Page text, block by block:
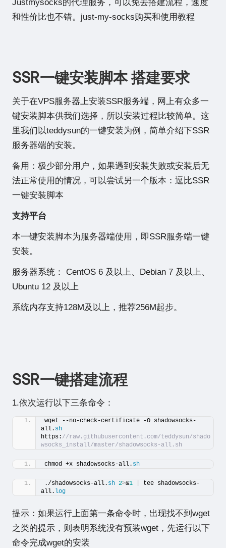
Justmysocks的代理服务，可以免去搭建流程，速度
和性价比也不错。 just-my-socks购买和使用教程
SSR一键安装脚本 搭建要求
关于在VPS服务器上安装SSR服务端，网上有众多一
键安装脚本供我们选择，所以安装过程比较简单。这
里我们以teddysun的一键安装为例，简单介绍下SSR
服务器端的安装。
备用：极少部分用户，如果遇到安装失败或安装后无
法正常使用的情况，可以尝试另一个版本： 逗比SSR
一键安装脚本
支持平台
本一键安装脚本为服务器端使用，即SSR服务端一键
安装。
服务器系统： CentOS 6 及以上、Debian 7 及以上、
Ubuntu 12 及以上
系统内存支持128M及以上，推荐256M起步。
SSR一键搭建流程
1.依次运行以下三条命令：
wget --no-check-certificate -O shadowsocks-
all. sh
https: //raw.githubusercontent.com/teddysun/shado
wsocks_install/master/shadowsocks-all.sh
chmod +x shadowsocks-all. sh
./shadowsocks-all. sh 2>&1
tee shadowsocks-
all. log
提示：如果运行上面第一条命令时，出现找不到wget
之类的提示，则表明系统没有预装wget，先运行以下
命令完成wget的安装